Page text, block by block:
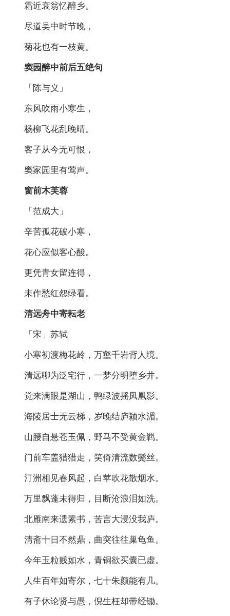
霜近衰翁忆醉乡。
尽道吴中时节晚，
菊花也有一枝黄。
窦园醉中前后五绝句
「陈与义」
东风吹雨小寒生，
杨柳飞花乱晚晴。
客子从今无可恨，
窦家园里有莺声。
窗前木芙蓉
「范成大」
辛苦孤花破小寒，
花心应似客心酸。
更凭青女留连得，
未作愁红怨绿看。
清远舟中寄耘老
「宋」苏轼
小寒初渡梅花岭，万壑千岩背人境。
清远聊为泛宅行，一梦分明堕乡井。
觉来满眼是湖山，鸭绿波摇凤凰影。
海陵居士无云梯，岁晚结庐颍水湄。
山腰自悬苍玉佩，野马不受黄金羁。
门前车盖猎猎走，笑倚清流数鬓丝。
汀洲相见春风起，白苹吹花散烟水。
万里飘蓬未得归，目断沧浪泪如洗。
北雁南来遗素书，苦言大浸没我庐。
清斋十日不然鼎，曲突往往巢龟鱼。
今年玉粒贱如水，青铜欲买囊已虚。
人生百年如寄尔，七十朱颜能有几。
有子休论贤与愚，倪生枉却带经锄。